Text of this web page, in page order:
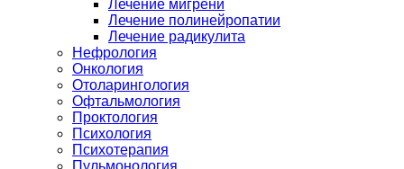
Лечение мигрени
Лечение полинейропатии
Лечение радикулита
Нефрология
Онкология
Отоларингология
Офтальмология
Проктология
Психология
Психотерапия